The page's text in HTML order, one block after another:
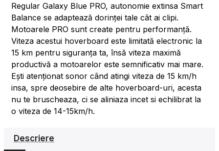
Regular Galaxy Blue PRO, autonomie extinsa Smart
Balance se adaptează dorinței tale cât ai clipi.
Motoarele PRO sunt create pentru performanță.
Viteza acestui hoverboard este limitată electronic la
15 km pentru siguranța ta, însă viteza maximă
productivă a motoarelor este semnificativ mai mare.
Ești atenționat sonor când atingi viteza de 15 km/h
insa, spre deosebire de alte hoverboard-uri, acesta
nu te bruscheaza, ci se aliniaza incet si echilibrat la
o viteza de 14-15km/h.
Descriere